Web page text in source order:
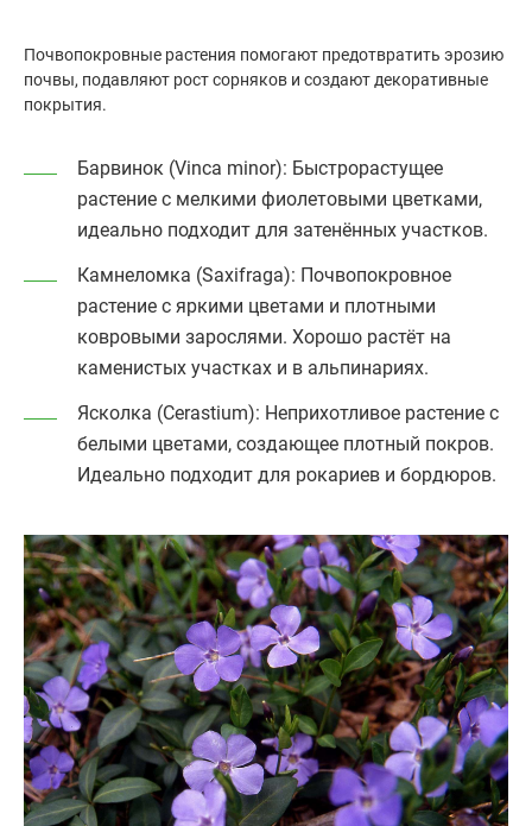
Почвопокровные растения помогают предотвратить эрозию
почвы, подавляют рост сорняков и создают декоративные
покрытия.
Барвинок (Vinca minor): Быстрорастущее
растение с мелкими фиолетовыми цветками,
идеально подходит для затенённых участков.
Камнеломка (Saxifraga): Почвопокровное
растение с яркими цветами и плотными
ковровыми зарослями. Хорошо растёт на
каменистых участках и в альпинариях.
Ясколка (Cerastium): Неприхотливое растение с
белыми цветами, создающее плотный покров.
Идеально подходит для рокариев и бордюров.